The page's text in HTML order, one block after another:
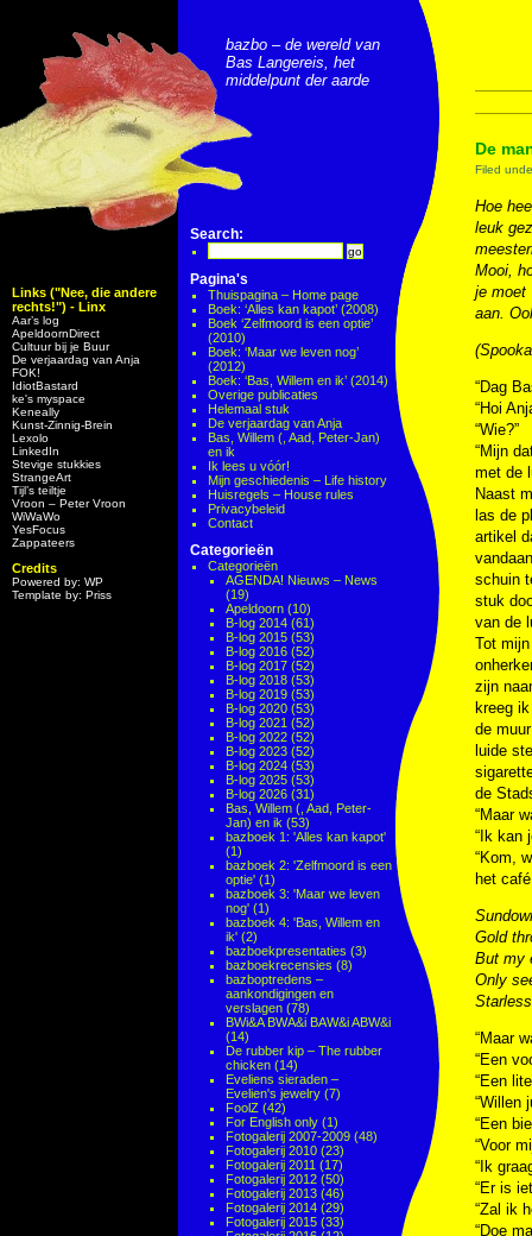
Links ("Nee, die andere
rechts!") - Linx
Aar’s log
ApeldoornDirect
Cultuur bij je Buur
De verjaardag van Anja
FOK!
IdiotBastard
ke's myspace
Keneally
Kunst-Zinnig-Brein
Lexolo
LinkedIn
Stevige stukkies
StrangeArt
Tijl’s teiltje
Vroon – Peter Vroon
WiWaWo
YesFocus
Zappateers
Credits
Powered by: WP
Template by: Priss
bazbo – de wereld van
Bas Langereis, het
middelpunt der aarde
Search:
Pagina's
Thuispagina – Home page
Boek: ‘Alles kan kapot’ (2008)
Boek ‘Zelfmoord is een optie’
(2010)
Boek: ‘Maar we leven nog’
(2012)
Boek: ‘Bas, Willem en ik’ (2014)
Overige publicaties
Helemaal stuk
De verjaardag van Anja
Bas, Willem (, Aad, Peter-Jan)
en ik
Ik lees u vóór!
Mijn geschiedenis – Life history
Huisregels – House rules
Privacybeleid
Contact
Categorieën
Categorieën
AGENDA! Nieuws – News
(19)
Apeldoorn (10)
B-log 2014 (61)
B-log 2015 (53)
B-log 2016 (52)
B-log 2017 (52)
B-log 2018 (53)
B-log 2019 (53)
B-log 2020 (53)
B-log 2021 (52)
B-log 2022 (52)
B-log 2023 (52)
B-log 2024 (53)
B-log 2025 (53)
B-log 2026 (31)
Bas, Willem (, Aad, Peter-
Jan) en ik (53)
bazboek 1: 'Alles kan kapot'
(1)
bazboek 2: 'Zelfmoord is een
optie' (1)
bazboek 3: 'Maar we leven
nog' (1)
bazboek 4: 'Bas, Willem en
ik' (2)
bazboekpresentaties (3)
bazboekrecensies (8)
bazboptredens –
aankondigingen en
verslagen (78)
BWi&A BWA&i BAW&i ABW&i
(14)
De rubber kip – The rubber
chicken (14)
Eveliens sieraden –
Evelien's jewelry (7)
FoolZ (42)
For English only (1)
Fotogalerij 2007-2009 (48)
Fotogalerij 2010 (23)
Fotogalerij 2011 (17)
Fotogalerij 2012 (50)
Fotogalerij 2013 (46)
Fotogalerij 2014 (29)
Fotogalerij 2015 (33)
De
Filed
Hoe
leuk
Mooi,
je moet
aan.
“Dag
“Hoi
“Wie?”
“Mijn
met de
Naast
las de
artikel
schuin
stuk
van de
Tot
zijn
kreeg
de
luide
de
“Maar
“Ik kan
“Kom,
het
Gold
But my
Only
“Maar
“Een
“Een
“Willen
“Een
“Voor
“Ik
“Er is
“Zal ik
“Doe